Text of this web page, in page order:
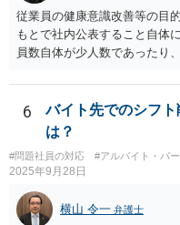
従業員の健康意識改善等の目
もとで社内公表すること自体
員数自体が少人数であったり
あり、その場合は違法性を帯
場合はより大きなグループ（
をぼかして「約●％」とする
れません。
6
バイト先でのシフ
は？
#問題社員の対応 #アルバイト・パー
2025年9月28日
横山 令一 弁護士